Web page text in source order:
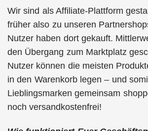
Wir sind als Affiliate-Plattform
früher also zu unseren
Nutzer haben dort gekauft.
den Übergang zum Marktplatz
Nutzer können die meisten
in den Warenkorb legen – und
Lieblingsmarken gemeinsam
noch versandkostenfrei!